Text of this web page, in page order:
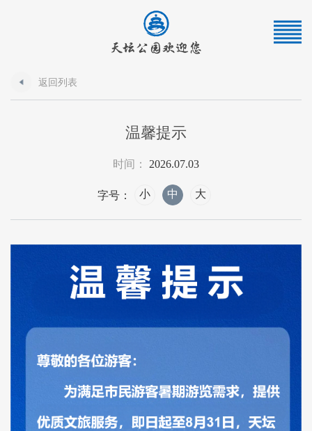
返回列表
温馨提示
时间： 2026.07.03
字号： 小 中 大